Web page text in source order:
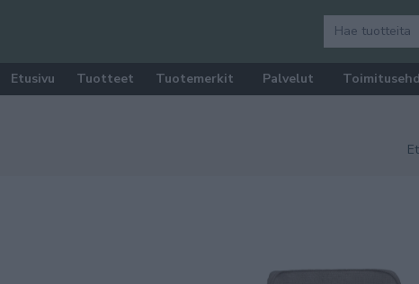
Etusivu Tuotteet Tuotemerkit Palvelut